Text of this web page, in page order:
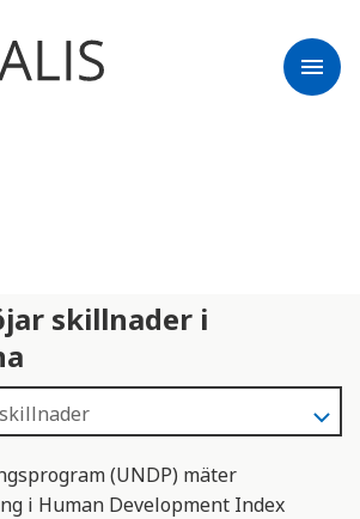
menu
skillnader i
(UNDP) mäter
i Human Development Index